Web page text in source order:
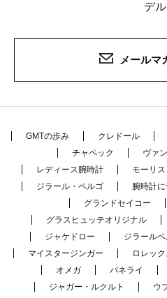
デル
メールマ
GMTの歩み クレドール
チャペック
ヴァ
レディース腕時計
モーリ
ジラール・ペルゴ
腕時計
グランドセイコー
グラスヒュッテオリジナル
ジャケドロー
ジラール
マイスタージンガー
ロレック
オメガ
パネライ
ジャガー・ルクルト
ウ